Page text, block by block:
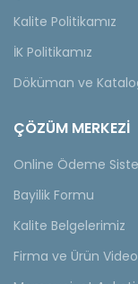
Kalite Politikamız
İK Politikamız
Döküman ve
ÇÖZÜM MERKEZİ
Online Ödeme
Bayilik Formu
Kalite Belgelerimiz
Firma ve Ürün